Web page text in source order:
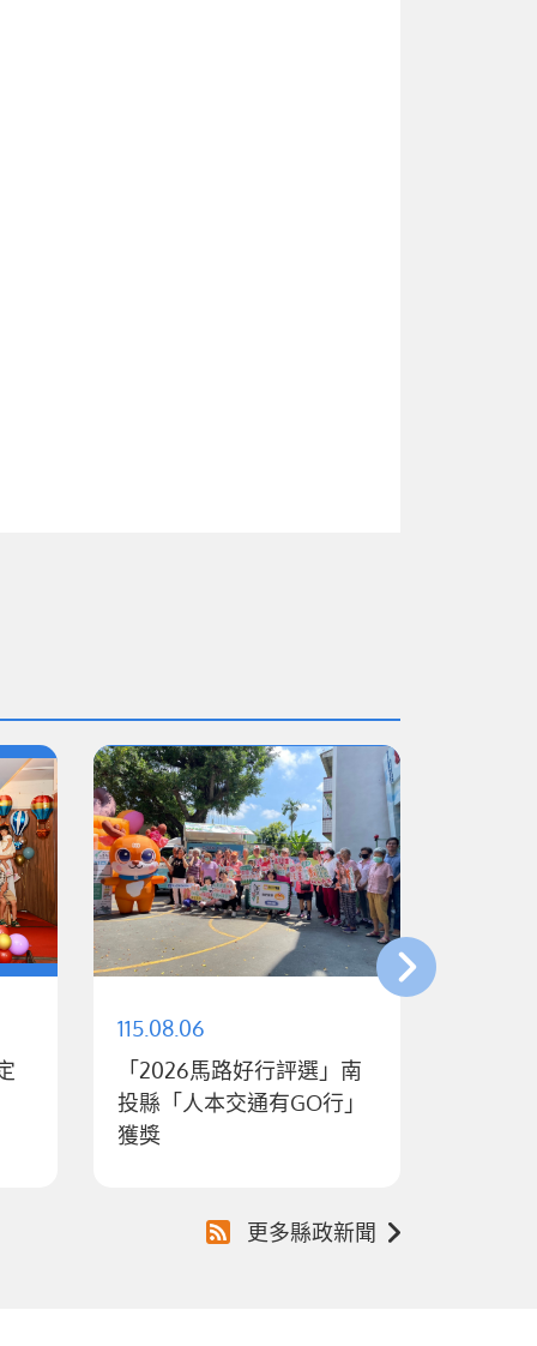
115.08.06
「2026馬路好行評選」南
投縣「人本交通有GO行」
獲獎
更多縣政新聞